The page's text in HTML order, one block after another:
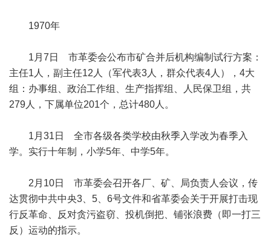
1970年
1月7日 市革委会公布市矿合并后机构编制试行方案：
主任1人，副主任12人（军代表3人，群众代表4人），4大
组：办事组、政治工作组、生产指挥组、人民保卫组，共
279人，下属单位201个，总计480人。
1月31日 全市各级各类学校由秋季入学改为春季入
学。实行十年制，小学5年、中学5年。
2月10日 市革委会召开各厂、矿、局负责人会议，传
达贯彻中共中央3、5、6号文件和省革委会关于开展打击现
行反革命、反对贪污盗窃、投机倒把、铺张浪费（即一打三
反）运动的指示。